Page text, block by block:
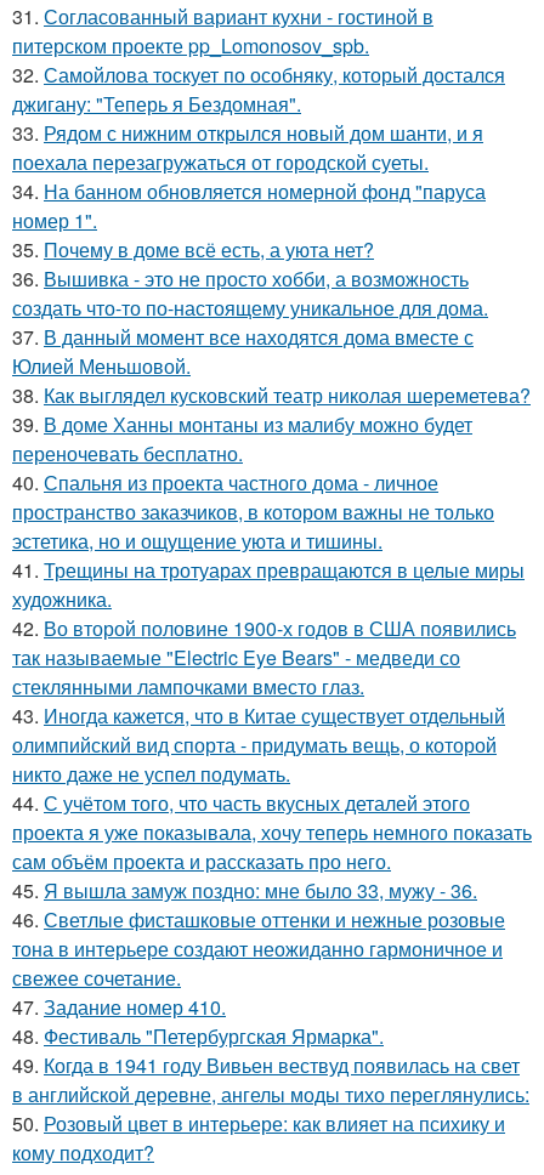
31. Согласованный вариант кухни - гостиной в
питерском проекте pp_Lomonosov_spb.
32. Самойлова тоскует по особняку, который достался
джигану: "Теперь я Бездомная".
33. Рядом с нижним открылся новый дом шанти, и я
поехала перезагружаться от городской суеты.
34. На банном обновляется номерной фонд "паруса
номер 1".
35. Почему в доме всё есть, а уюта нет?
36. Вышивка - это не просто хобби, а возможность
создать что-то по-настоящему уникальное для дома.
37. В данный момент все находятся дома вместе с
Юлией Меньшовой.
38. Как выглядел кусковский театр николая шереметева?
39. В доме Ханны монтаны из малибу можно будет
переночевать бесплатно.
40. Спальня из проекта частного дома - личное
пространство заказчиков, в котором важны не только
эстетика, но и ощущение уюта и тишины.
41. Трещины на тротуарах превращаются в целые миры
художника.
42. Во второй половине 1900-х годов в США появились
так называемые "Electric Eye Bears" - медведи со
стеклянными лампочками вместо глаз.
43. Иногда кажется, что в Китае существует отдельный
олимпийский вид спорта - придумать вещь, о которой
никто даже не успел подумать.
44. С учётом того, что часть вкусных деталей этого
проекта я уже показывала, хочу теперь немного показать
сам объём проекта и рассказать про него.
45. Я вышла замуж поздно: мне было 33, мужу - 36.
46. Светлые фисташковые оттенки и нежные розовые
тона в интерьере создают неожиданно гармоничное и
свежее сочетание.
47. Задание номер 410.
48. Фестиваль "Петербургская Ярмарка".
49. Когда в 1941 году Вивьен вествуд появилась на свет
в английской деревне, ангелы моды тихо переглянулись:
50. Розовый цвет в интерьере: как влияет на психику и
кому подходит?